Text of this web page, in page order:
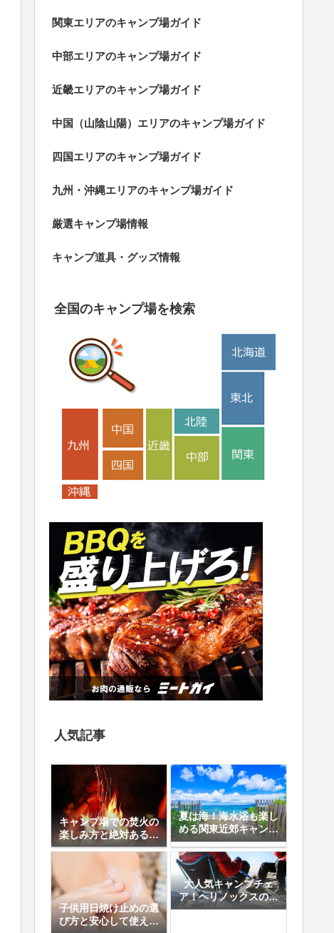
関東エリアのキャンプ場ガイド
中部エリアのキャンプ場ガイド
近畿エリアのキャンプ場ガイド
中国（山陰山陽）エリアのキャンプ場ガイド
四国エリアのキャンプ場ガイド
九州・沖縄エリアのキャンプ場ガイド
厳選キャンプ場情報
キャンプ道具・グッズ情報
全国のキャンプ場を検索
人気記事
キャンプ場での焚火の
楽しみ方と絶対あると
便利なアイテム8選
夏は海！海水浴も楽し
める関東近郊キャンプ
場10選
子供用日焼け止めの選
び方と安心して使える
大人気キャンプチェ
ア！ヘリノックスの魅
力と人気の5モデル徹